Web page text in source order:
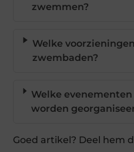
zwemmen?
Welke
zwembaden?
Welke
worden
Goed artikel? Deel hem